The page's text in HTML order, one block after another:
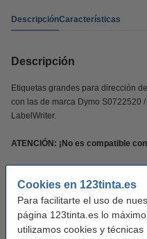
Cookies en 123tinta.es
Para facilitarte el uso de
página 123tinta.es lo máximo
utilizamos cookies y técnicas
DescripciónCaracterísticas
Descripción
Etiquetas grandes para dirección
con las de marca Dymo S0722520
LabelWriter.
ATENCIÓN: ¡No es compatible
Artículo 100% garantizado.
Características